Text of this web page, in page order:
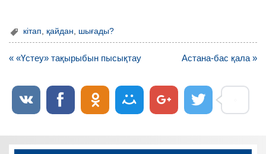
кітап қайдан шығады?
Навигация
записям
« «Үстеу» тақырыбын пысықтау Астана-бас қала »